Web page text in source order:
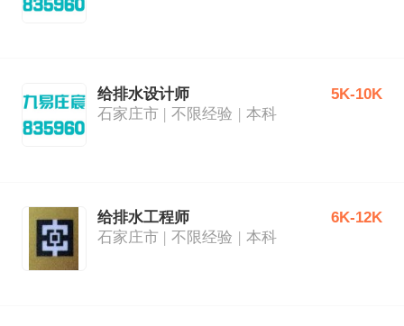
给排水设计师
石家庄市
不限经验 本科
5K-10K
给排水工程师
石家庄市
不限经验 本科
6K-12K